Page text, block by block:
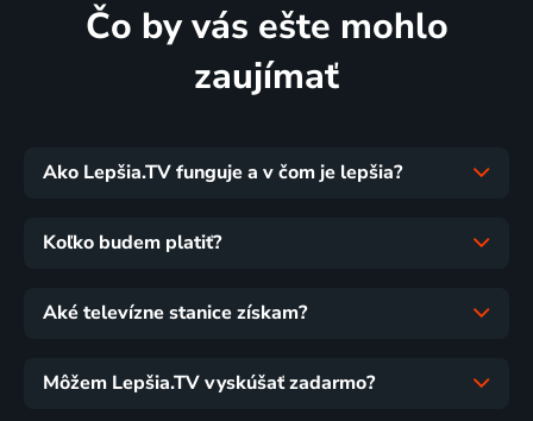
Čo by vás ešte mohlo
zaujímať
Ako Lepšia.TV funguje a v čom je lepšia?
Koľko budem platiť?
Aké televízne stanice získam?
Môžem Lepšia.TV vyskúšať zadarmo?